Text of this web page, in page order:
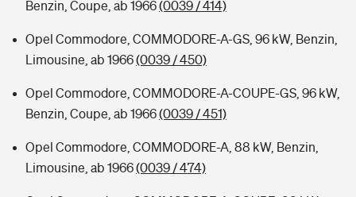
Benzin, Coupe, ab 1966(0039 / 414)
Opel Commodore, COMMODORE-A-GS, 96 kW, Benzin,
Limousine, ab 1966(0039 / 450)
Opel Commodore, COMMODORE-A-COUPE-GS, 96 kW,
Benzin, Coupe, ab 1966(0039 / 451)
Opel Commodore, COMMODORE-A, 88 kW, Benzin,
Limousine, ab 1966(0039 / 474)